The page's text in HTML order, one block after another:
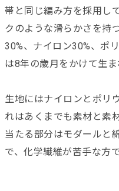
帯と同じ編み方を採用し
クのような滑らかさを持
30%、ナイロン30%、ポ
は8年の歳月をかけて生ま
生地にはナイロンとポリ
れはあくまでも素材と素
当たる部分はモダールと
で、化学繊維が苦手な方